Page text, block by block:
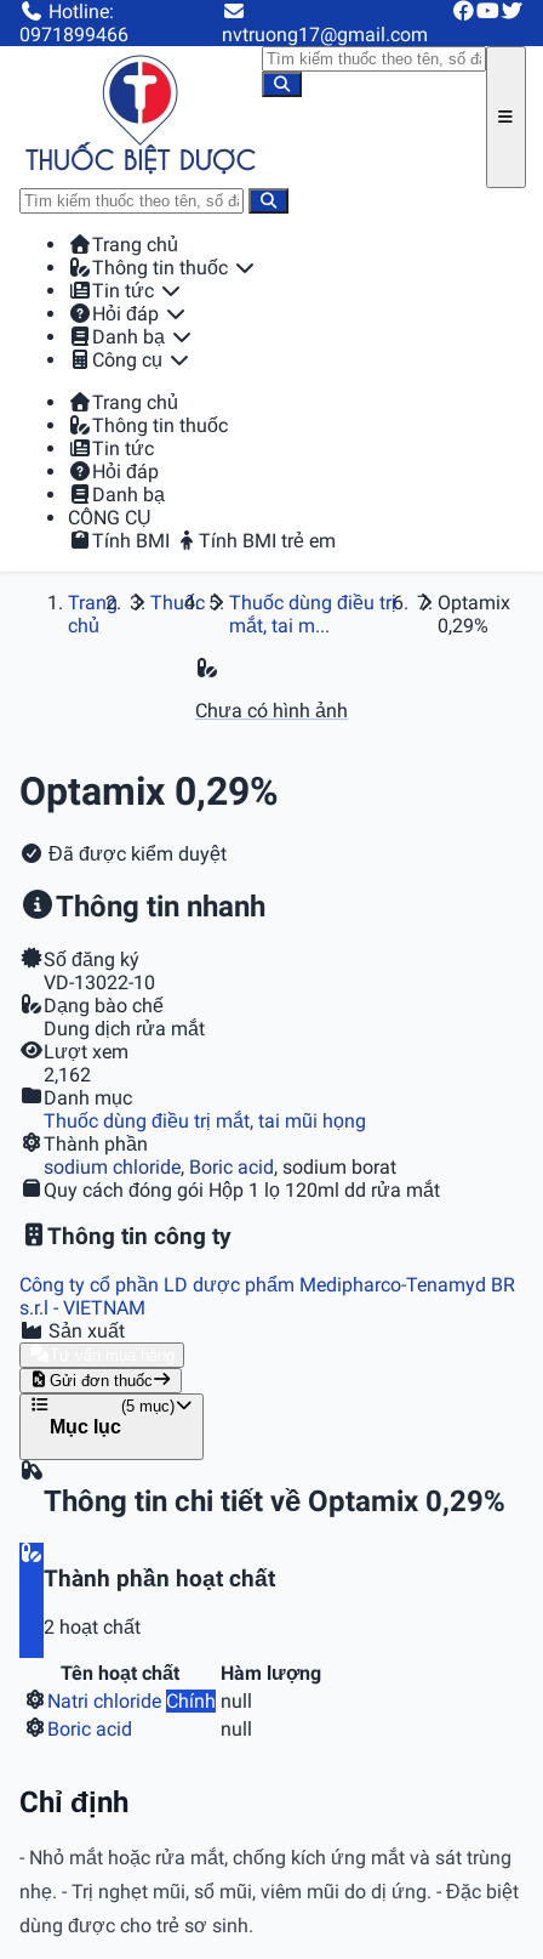
Hotline:
0971899466
nvtruong17@gmail.com
Trang chủ
Thông tin thuốc
Tin tức
Hỏi đáp
Danh bạ
Công cụ
Trang chủ
Thông tin thuốc
Tin tức
Hỏi đáp
Danh bạ
CÔNG CỤ
Tính BMI
Tính BMI trẻ em
Trang
chủ
Thuốc
Thuốc dùng điều trị
mắt, tai m...
Optamix
0,29%
Chưa có hình ảnh
Optamix 0,29%
Đã được kiểm duyệt
Thông tin nhanh
Số đăng ký
VD-13022-10
Dạng bào chế
Dung dịch rửa mắt
Lượt xem
2,162
Danh mục
Thuốc dùng điều trị mắt, tai mũi họng
Thành phần
sodium chloride, Boric acid, sodium borat
Quy cách đóng gói Hộp 1 lọ 120ml dd rửa mắt
Thông tin công ty
Công ty cổ phần LD dược phẩm Medipharco-Tenamyd BR
s.r.l - VIETNAM
Sản xuất
Gửi đơn thuốc
Mục lục
(5 mục)
Thông tin chi tiết về Optamix 0,29%
Thành phần hoạt chất
2 hoạt chất
Tên hoạt chất
Hàm lượng
Natri chloride Chính null
Boric acid
null
Chỉ định
- Nhỏ mắt hoặc rửa mắt, chống kích ứng mắt và sát trùng
nhẹ. - Trị nghẹt mũi, sổ mũi, viêm mũi do dị ứng. - Đặc biệt
dùng được cho trẻ sơ sinh.